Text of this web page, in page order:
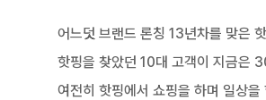
어느덧 브랜드 론칭 13년차를 맞은
핫핑을 찾았던 10대 고객이 지금은
여전히 핫핑에서 쇼핑을 하며 일상을